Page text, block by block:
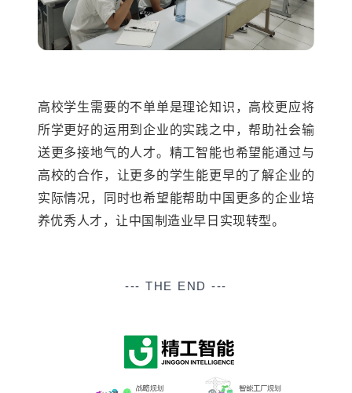
高校学生需要的不单单是理论知识，高校更应将
所学更好的运用到企业的实践之中，帮助社会输
送更多接地气的人才。精工智能也希望能通过与
高校的合作，让更多的学生能更早的了解企业的
实际情况，同时也希望能帮助中国更多的企业培
养优秀人才，让中国制造业早日实现转型。
--- THE END ---